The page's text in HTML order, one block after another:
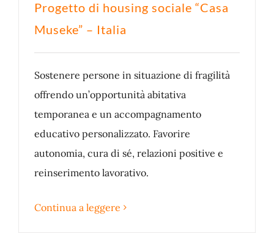
Progetto di housing sociale “Casa
Museke” – Italia
Sostenere persone in situazione di fragilità
offrendo un’opportunità abitativa
temporanea e un accompagnamento
educativo personalizzato. Favorire
autonomia, cura di sé, relazioni positive e
reinserimento lavorativo.
Continua a leggere